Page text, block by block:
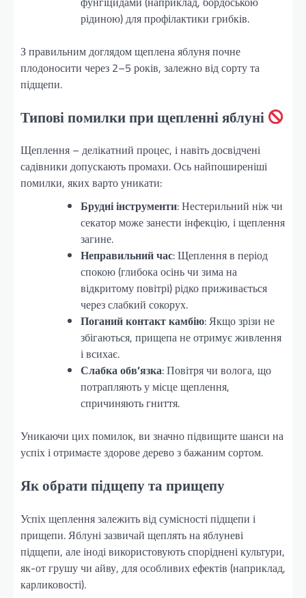
рідиною) для профілактики грибків.
З правильним доглядом щеплена яблуня почне
плодоносити через 2–5 років, залежно від сорту та
підщепи.
Типові помилки при щепленні яблуні
Щеплення – делікатний процес, і навіть досвідчені
садівники допускають промахи. Ось найпоширеніші
помилки, яких варто уникати:
Брудні інструменти: Нестерильний ніж чи
секатор може занести інфекцію, і щеплення
загине.
Неправильний час: Щеплення в період
спокою (глибока осінь чи зима на
відкритому повітрі) рідко приживається
через слабкий сокорух.
Поганий контакт камбію: Якщо зрізи не
збігаються, прищепа не отримує живлення
і всихає.
Слабка обв’язка: Повітря чи волога, що
потрапляють у місце щеплення,
спричиняють гниття.
Уникаючи цих помилок, ви значно підвищите шанси на
успіх і отримаєте здорове дерево з бажаним сортом.
Як обрати підщепу та прищепу
Успіх щеплення залежить від сумісності підщепи і
прищепи. Яблуні зазвичай щеплять на яблуневі
підщепи, але іноді використовують споріднені культури,
як-от грушу чи айву, для особливих ефектів (наприклад,
карликовості).